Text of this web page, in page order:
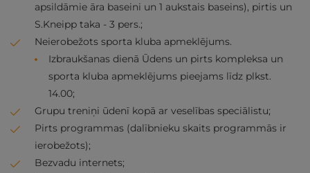
apsildāmie āra baseini un 1 aukstais baseins), pirtis un
S.Kneipp taka - 3 pers.;
Neierobežots sporta kluba apmeklējums.
Izbraukšanas dienā Ūdens un pirts kompleksa un
sporta kluba apmeklējums pieejams līdz plkst.
14.00;
Grupu treniņi ūdenī kopā ar veselības speciālistu;
Pirts programmas (dalībnieku skaits programmās ir
ierobežots);
Bezvadu internets;